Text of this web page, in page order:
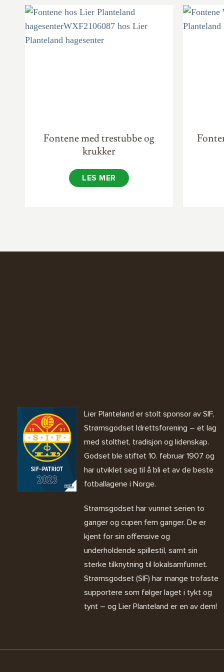
Fontene med trestubbe og
krukker
LES MER
Lier Planteland er stolt sponsor av SIF,
Strømsgodset Idrettsforening – et lag
med stolthet, tradisjon og lidenskap.
Godset ble stiftet 10. februar 1907 og
har utviklet seg til å bli et av de beste
fotballagene i Norge.
Strømsgodset har vunnet serien to
ganger og cupen fem ganger. De er
kjent for sin offensive og
underholdende spillestil, samt sin
sterke tilknytning til lokalsamfunnet.
Strømsgodset (SIF) har mange trofaste
supportere som følger laget i tykt og
tynt – og Lier Planteland er en av dem!